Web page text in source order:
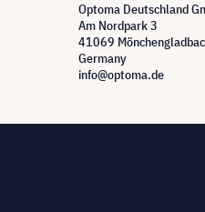
Optoma Deutschland
Am Nordpark 3
41069
Germany
info@optoma.de